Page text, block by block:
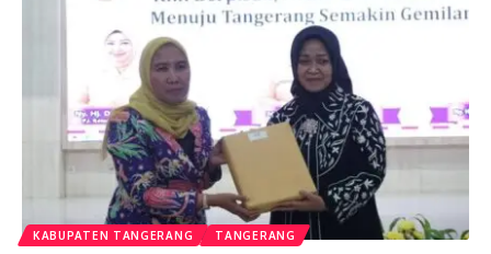
KABUPATEN TANGERANG TANGERANG